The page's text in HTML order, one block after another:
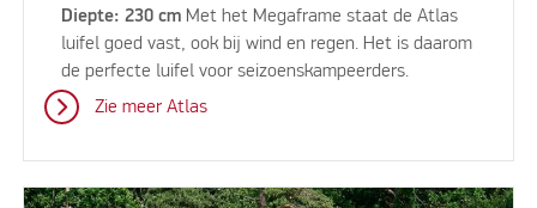
Diepte: 230 cm Met het Megaframe staat de Atlas
luifel goed vast, ook bij wind en regen. Het is daarom
de perfecte luifel voor seizoenskampeerders.
Zie meer Atlas